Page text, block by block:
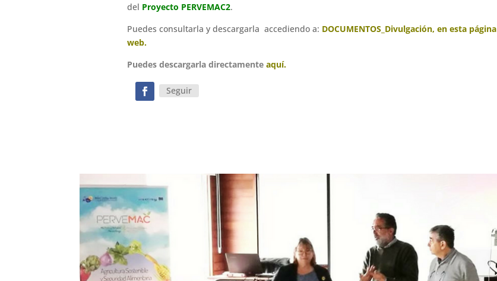
del Proyecto PERVEMAC2.
Puedes consultarla y descargarla ‍ accediendo a: DOCUMENTOS_Divulgación, en esta página
web.
Puedes descargarla directamenteaquí.
Seguir